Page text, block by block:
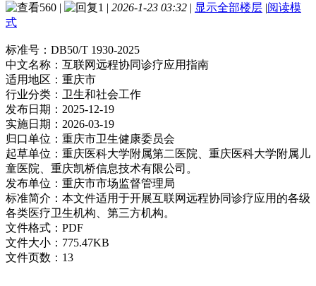
560 | 1 | 2026-1-23 03:32 | 显示全部楼层 |阅读模
式
标准号： DB50/T 1930-2025
中文名称： 互联网远程协同诊疗应用指南
适用地区： 重庆市
行业分类： 卫生和社会工作
发布日期： 2025-12-19
实施日期： 2026-03-19
归口单位： 重庆市卫生健康委员会
起草单位： 重庆医科大学附属第二医院、重庆医科大学附属儿
童医院、重庆凯桥信息技术有限公司。
发布单位： 重庆市市场监督管理局
标准简介： 本文件适用于开展互联网远程协同诊疗应用的各级
各类医疗卫生机构、第三方机构。
文件格式： PDF
文件大小： 775.47KB
文件页数： 13